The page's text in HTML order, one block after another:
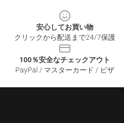
安心してお買い物
クリックから配送まで24/7保護
100％安全なチェックアウト
PayPal / マスターカード / ビザ